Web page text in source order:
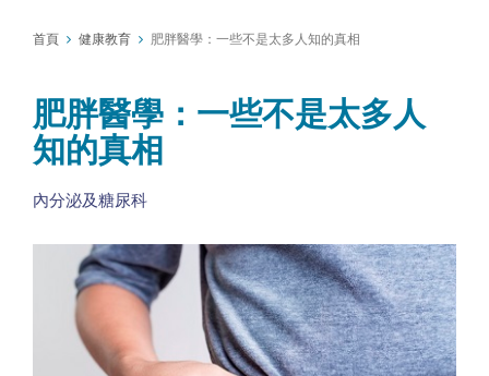
首頁 健康教育 肥胖醫學：一些不是太多人知的真相
肥胖醫學：一些不是太多人
知的真相
內分泌及糖尿科